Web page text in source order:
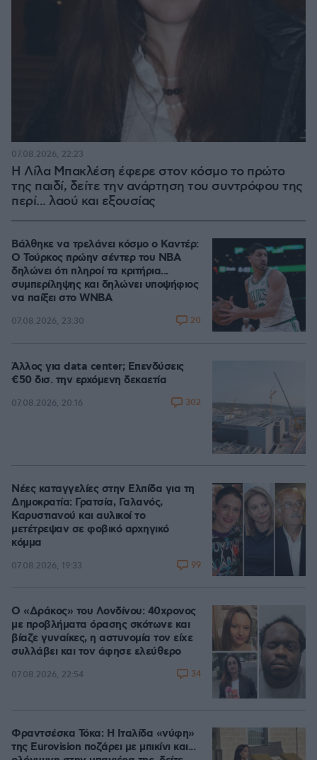
Η Λίλα Μπακλέση έφερε στον κόσμο το πρώτο
της παιδί, δείτε την ανάρτηση του συντρόφου της
περί... λαού και εξουσίας
07.08.2026, 22:23
Βάλθηκε να τρελάνει κόσμο ο Καντέρ:
Ο Τούρκος πρώην σέντερ του NBA
δηλώνει ότι πληροί τα κριτήρια...
συμπερίληψης και δηλώνει υποψήφιος
να παίξει στο WNBA
07.08.2026, 23:30 20
Άλλος για data center; Επενδύσεις
€50 δισ. την ερχόμενη δεκαετία
07.08.2026, 20:16 302
Νέες καταγγελίες στην Ελπίδα για τη
Δημοκρατία: Γρατσία, Γαλανός,
Καρυστιανού και αυλικοί το
μετέτρεψαν σε φοβικό αρχηγικό
κόμμα
07.08.2026, 19:33 99
Ο «Δράκος» του Λονδίνου: 40χρονος
με προβλήματα όρασης σκότωνε και
βίαζε γυναίκες, η αστυνομία τον είχε
συλλάβει και τον άφησε ελεύθερο
07.08.2026, 22:54 34
Φραντσέσκα Τόκα: Η Ιταλίδα «νύφη»
της Eurovision ποζάρει με μπικίνι και...